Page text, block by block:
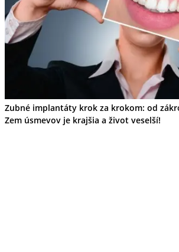
Zubné implantáty krok za krokom: od
Zem úsmevov je krajšia a život veselší!